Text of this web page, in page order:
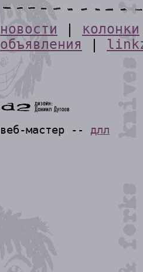
новости колонки
объявления
веб-мастер -- длл